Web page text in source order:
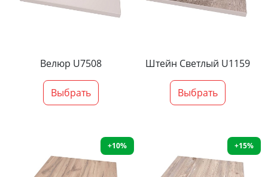
Велюр U7508
Выбрать
Штейн Светлый U1159
Выбрать
+10% +15%